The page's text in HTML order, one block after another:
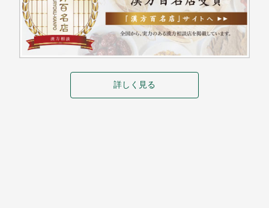
詳しく見る